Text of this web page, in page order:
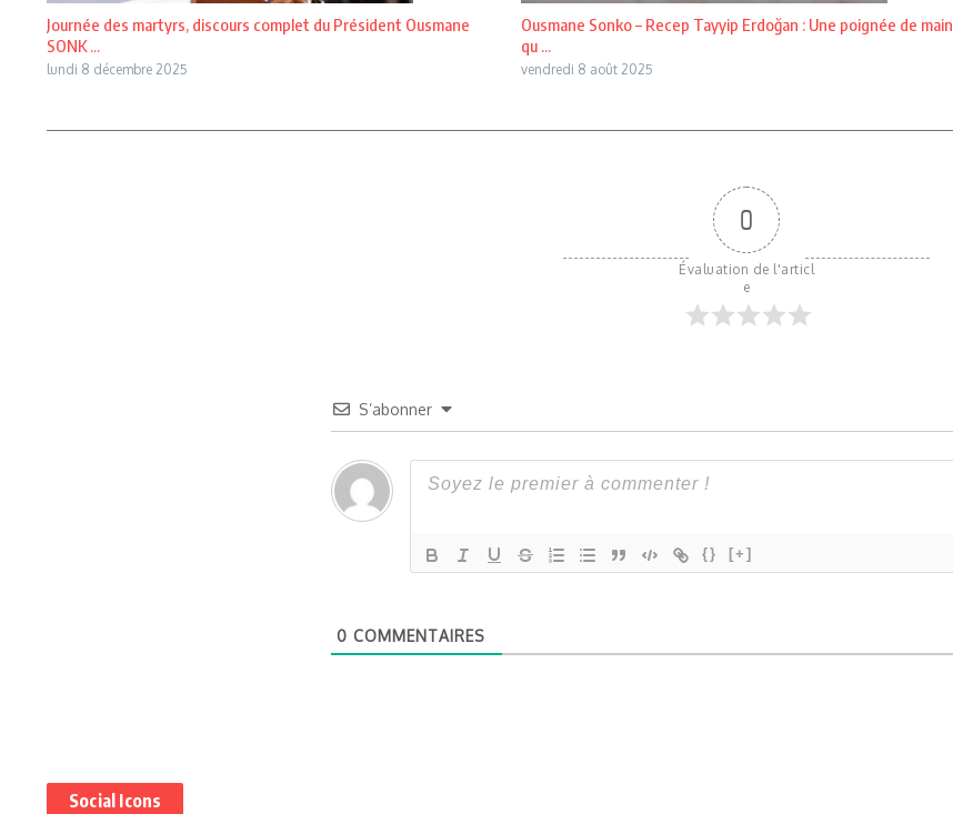
Journée des martyrs, discours complet du Président Ousmane
SONK ...
lundi 8 décembre 2025
Ousmane Sonko – Recep Tayyip Erdoğan : Une poignée de main
qu ...
vendredi 8 août 2025
0
Évaluation de l'articl
e
S’abonner
{} [+]
0 COMMENTAIRES
Social Icons